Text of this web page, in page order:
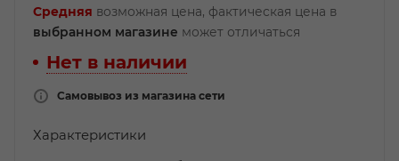
Средняя возможная цена, фактическая цена в
выбранном магазине может отличаться
Нет в наличии
Самовывоз из магазина сети
Характеристики